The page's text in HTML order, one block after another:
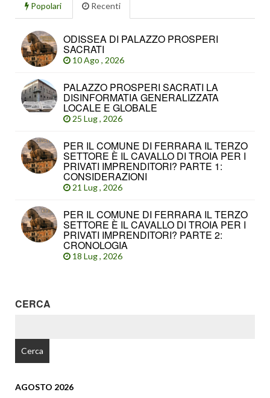
Popolari Recenti
ODISSEA DI PALAZZO PROSPERI
SACRATI
10 Ago , 2026
PALAZZO PROSPERI SACRATI LA
DISINFORMATIA GENERALIZZATA
LOCALE E GLOBALE
25 Lug , 2026
PER IL COMUNE DI FERRARA IL TERZO
SETTORE È IL CAVALLO DI TROIA PER I
PRIVATI IMPRENDITORI? PARTE 1:
CONSIDERAZIONI
21 Lug , 2026
PER IL COMUNE DI FERRARA IL TERZO
SETTORE È IL CAVALLO DI TROIA PER I
PRIVATI IMPRENDITORI? PARTE 2:
CRONOLOGIA
18 Lug , 2026
CERCA
AGOSTO 2026